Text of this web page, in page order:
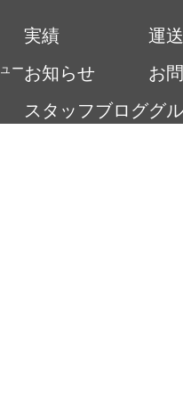
ー
実績
お知らせ
スタッフブログ
運
お
グ